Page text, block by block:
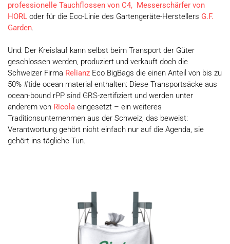
professionelle Tauchflossen von C4, Messerschärfer von
HORL oder für die Eco-Linie des Gartengeräte-Herstellers G.F.
Garden.
Und: Der Kreislauf kann selbst beim Transport der Güter
geschlossen werden, produziert und verkauft doch die
Schweizer Firma Relianz Eco BigBags die einen Anteil von bis zu
50% #tide ocean material enthalten: Diese Transportsäcke aus
ocean-bound rPP sind GRS-zertifiziert und werden unter
anderem von Ricola eingesetzt – ein weiteres
Traditionsunternehmen aus der Schweiz, das beweist:
Verantwortung gehört nicht einfach nur auf die Agenda, sie
gehört ins tägliche Tun.